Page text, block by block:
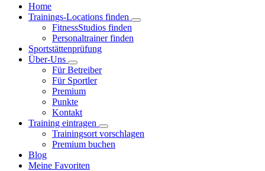
Home
Trainings-Locations finden
FitnessStudios finden
Personaltrainer finden
Sportstättenprüfung
Über-Uns
Für Betreiber
Für Sportler
Premium
Punkte
Kontakt
Training eintragen
Trainingsort vorschlagen
Premium buchen
Blog
Meine Favoriten